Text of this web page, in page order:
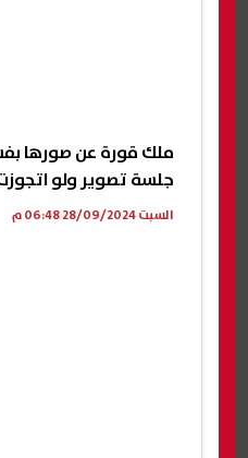
ملك قورة عن صورها
جلسة تصوير ولو
السبت 28/09/2024 06:48 م